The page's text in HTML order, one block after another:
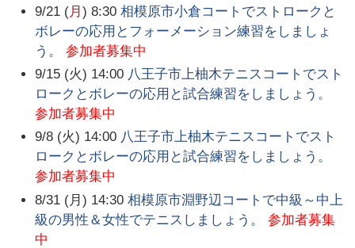
9/21 (月) 8:30 相模原市小倉コートでストロークと
ボレーの応用とフォーメーション練習をしましょ
う。
参加者募集中
9/15 (火) 14:00 八王子市上柚木テニスコートでスト
ロークとボレーの応用と試合練習をしましょう。
参加者募集中
9/8 (火) 14:00 八王子市上柚木テニスコートでスト
ロークとボレーの応用と試合練習をしましょう。
参加者募集中
8/31 (月) 14:30 相模原市淵野辺コートで中級～中上
級の男性＆女性でテニスしましょう。
参加者募集
中